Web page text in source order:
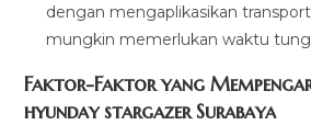
dengan mengaplikasikan
mungkin memerlukan waktu
Faktor-Faktor yang
hyunday stargazer Surabaya